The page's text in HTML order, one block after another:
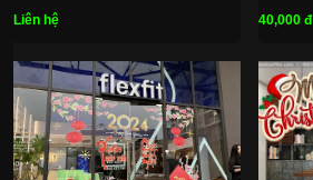
trọng và đầy bí ẩn
Liên hệ 40,000 đ